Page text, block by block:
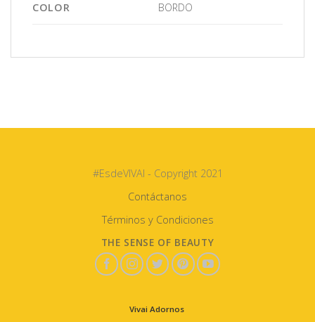
COLOR BORDO
#EsdeVIVAI - Copyright 2021
Contáctanos
Términos y Condiciones
THE SENSE OF BEAUTY
Vivai Adornos